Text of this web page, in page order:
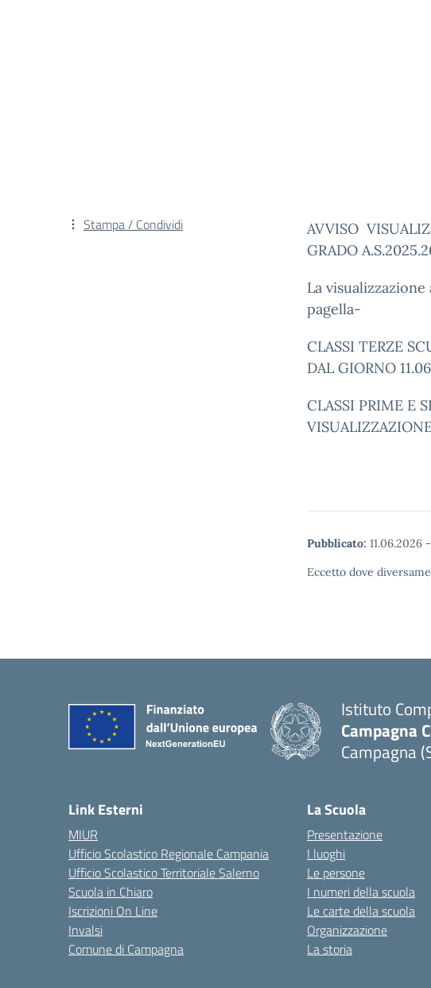
AVVISO
GRADO
La
pagella-
CLASSI TERZE
DAL GIORNO
CLASSI PRIME E
Pubblicato: 11.06.2026 -
Eccetto dove
Stampa / Condividi
Istituto
Campagna
Campagna
Link Esterni
MIUR
Ufficio Scolastico Regionale Campania
Ufficio Scolastico Territoriale Salerno
Scuola in Chiaro
Iscrizioni On Line
Invalsi
Comune di Campagna
La Scuola
Presentazione
I luoghi
Le persone
I numeri della scuola
Le carte della scuola
Organizzazione
La storia